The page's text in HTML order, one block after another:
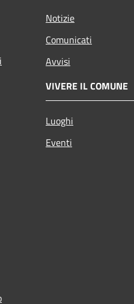
Notizie
Comunicati
Avvisi
VIVERE IL COMUNE
Luoghi
Eventi